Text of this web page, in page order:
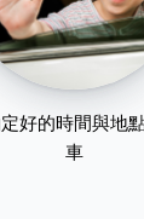
好的時間與地
車